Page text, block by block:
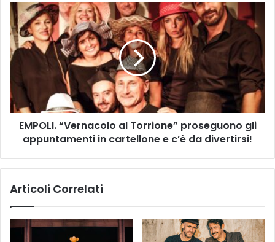
_
'
P
a
s
i
o
n
b
d
M
E
M
P
O
L
.
“
V
o
a
EMPOLI. “Vernacolo al Torrione” proseguono gli
appuntamenti in cartellone e c’è da divertirsi!
Articoli Correlati